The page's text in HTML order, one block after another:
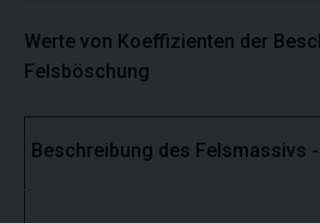
Werte von Koeffizienten der
Felsböschung
Beschreibung des Felsmassivs